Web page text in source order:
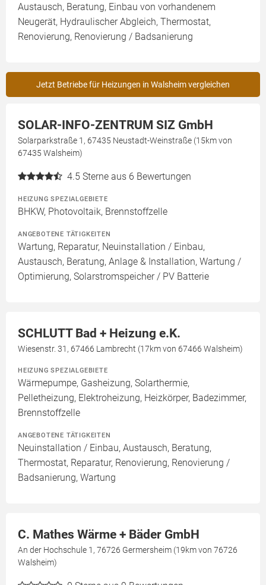
Austausch, Beratung, Einbau von vorhandenem
Neugerät, Hydraulischer Abgleich, Thermostat,
Renovierung, Renovierung / Badsanierung
Jetzt Betriebe für Heizungen in Walsheim vergleichen
SOLAR-INFO-ZENTRUM SIZ GmbH
Solarparkstraße 1, 67435 Neustadt-Weinstraße (15km von
67435 Walsheim)
4.5 Sterne aus 6 Bewertungen
HEIZUNG SPEZIALGEBIETE
BHKW, Photovoltaik, Brennstoffzelle
ANGEBOTENE TÄTIGKEITEN
Wartung, Reparatur, Neuinstallation / Einbau,
Austausch, Beratung, Anlage & Installation, Wartung /
Optimierung, Solarstromspeicher / PV Batterie
SCHLUTT Bad + Heizung e.K.
Wiesenstr. 31, 67466 Lambrecht (17km von 67466 Walsheim)
HEIZUNG SPEZIALGEBIETE
Wärmepumpe, Gasheizung, Solarthermie,
Pelletheizung, Elektroheizung, Heizkörper, Badezimmer,
Brennstoffzelle
ANGEBOTENE TÄTIGKEITEN
Neuinstallation / Einbau, Austausch, Beratung,
Thermostat, Reparatur, Renovierung, Renovierung /
Badsanierung, Wartung
C. Mathes Wärme + Bäder GmbH
An der Hochschule 1, 76726 Germersheim (19km von 76726
Walsheim)